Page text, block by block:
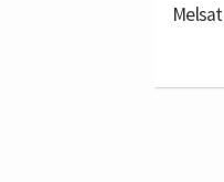
Melsat